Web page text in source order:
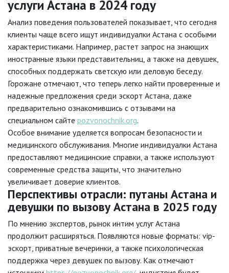
услуги Астана в 2024 году
Анализ поведения пользователей показывает, что сегодня
клиенты чаще всего ищут индивидуалки Астана с особыми
характеристиками. Например, растет запрос на знающих
иностранные языки представительниц, а также на девушек,
способных поддержать светскую или деловую беседу.
Горожане отмечают, что теперь легко найти проверенные и
надежные предложения среди эскорт Астана, даже
предварительно ознакомившись с отзывами на
специальном сайте pozvonochnik.org.
Особое внимание уделяется вопросам безопасности и
медицинского обслуживания. Многие индивидуалки Астана
предоставляют медицинские справки, а также используют
современные средства защиты, что значительно
увеличивает доверие клиентов.
Перспективы отрасли: путаны Астана и
девушки по вызову Астана в 2025 году
По мнению экспертов, рынок интим услуг Астана
продолжит расширяться. Появляются новые форматы: vip-
эскорт, приватные вечеринки, а также психологическая
поддержка через девушек по вызову. Как отмечают